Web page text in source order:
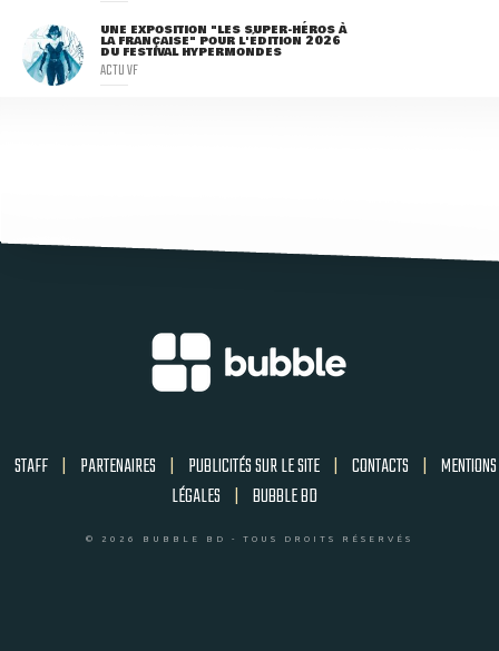
UNE EXPOSITION "LES SUPER-HÉROS À
LA FRANÇAISE" POUR L'ÉDITION 2026
DU FESTIVAL HYPERMONDES
ACTU VF
STAFF | PARTENAIRES | PUBLICITÉS SUR LE SITE | CONTACTS | MENTIONS
LÉGALES | BUBBLE BD
© 2026 BUBBLE BD - TOUS DROITS RÉSERVÉS